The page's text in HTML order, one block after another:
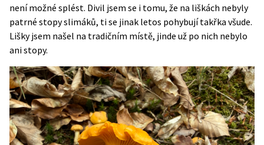
není možné splést. Divil jsem se i tomu, že na liškách nebyly
patrné stopy slimáků, ti se jinak letos pohybují takřka všude.
Lišky jsem našel na tradičním místě, jinde už po nich nebylo
ani stopy.